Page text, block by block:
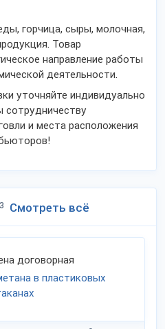
горчица, сыры, молочная,
Товар
направление работы
деятельности.
уточняйте индивидуально
сотрудничеству
и места расположения
3 Смотреть всё
договорная
в пластиковых